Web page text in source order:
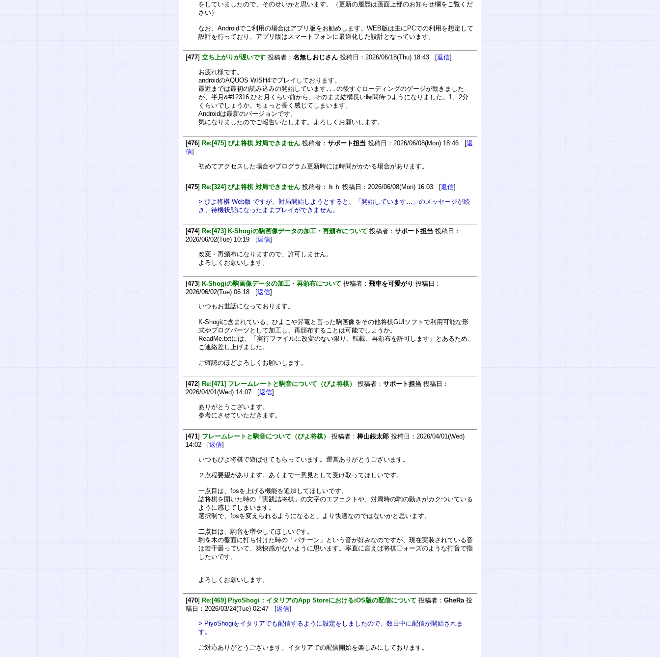
をしていましたので、そのせいかと思います。（更新の履歴は画面上部のお知らせ欄をご覧くだ
さい）
なお、Androidでご利用の場合はアプリ版をお勧めします。WEB版は主にPCでの利用を想定して
設計を行っており、アプリ版はスマートフォンに最適化した設計となっています。
[477] 立ち上がりが遅いです 投稿者： 名無しおじさん 投稿日：2026/06/18(Thu) 18:43 [返信]
お疲れ様です。
androidのAQUOS WISH4でプレイしております。
最近までは最初の読み込みの開始しています､､､の後すぐローディングのゲージが動きました
が、半月&#12316;ひと月くらい前から、そのまま結構長い時間待つようになりました。1、2分
くらいでしょうか。ちょっと長く感じてしまいます。
Androidは最新のバージョンです。
気になりましたのでご報告いたします。よろしくお願いします。
[476] Re:[475] ぴよ将棋 対局できません 投稿者： サポート担当 投稿日：2026/06/08(Mon) 18:46 [返
信]
初めてアクセスした場合やプログラム更新時には時間がかかる場合があります。
[475] Re:[324] ぴよ将棋 対局できません 投稿者： ｈｈ 投稿日：2026/06/08(Mon) 16:03 [返信]
> ぴよ将棋 Web版 ですが、対局開始しようとすると、「開始しています…」のメッセージが続
き、待機状態になったままプレイができません。
[474] Re:[473] K-Shogiの駒画像データの加工・再頒布について 投稿者： サポート担当 投稿日：
2026/06/02(Tue) 10:19 [返信]
改変・再頒布になりますので、許可しません。
よろしくお願いします。
[473] K-Shogiの駒画像データの加工・再頒布について 投稿者： 飛車を可愛がり 投稿日：
2026/06/02(Tue) 06:18 [返信]
いつもお世話になっております。
K-Shogiに含まれている、ひよこや昇竜と言った駒画像をその他将棋GUIソフトで利用可能な形
式やブログパーツとして加工し、再頒布することは可能でしょうか。
ReadMe.txtには、「実行ファイルに改変のない限り、転載、再頒布を許可します」とあるため、
ご連絡差し上げました。
ご確認のほどよろしくお願いします。
[472] Re:[471] フレームレートと駒音について（ぴよ将棋） 投稿者： サポート担当 投稿日：
2026/04/01(Wed) 14:07 [返信]
ありがとうございます。
参考にさせていただきます。
[471] フレームレートと駒音について（ぴよ将棋） 投稿者： 棒山銀太郎 投稿日：2026/04/01(Wed)
14:02 [返信]
いつもぴよ将棋で遊ばせてもらっています。運営ありがとうございます。
２点程要望があります。あくまで一意見として受け取ってほしいです。
一点目は、fpsを上げる機能を追加してほしいです。
詰将棋を開いた時の「実践詰将棋」の文字のエフェクトや、対局時の駒の動きがカクついている
ように感じてしまいます。
選択制で、fpsを変えられるようになると、より快適なのではないかと思います。
二点目は、駒音を増やしてほしいです。
駒を木の盤面に打ち付けた時の「パチーン」という音が好みなのですが、現在実装されている音
は若干曇っていて、爽快感がないように思います。率直に言えば将棋〇ォーズのような打音で指
したいです。
よろしくお願いします。
[470] Re:[469] PiyoShogi：イタリアのApp StoreにおけるiOS版の配信について 投稿者： GheRa投
稿日：2026/03/24(Tue) 02:47 [返信]
> PiyoShogiをイタリアでも配信するように設定をしましたので、数日中に配信が開始されま
す。
ご対応ありがとうございます。イタリアでの配信開始を楽しみにしております。